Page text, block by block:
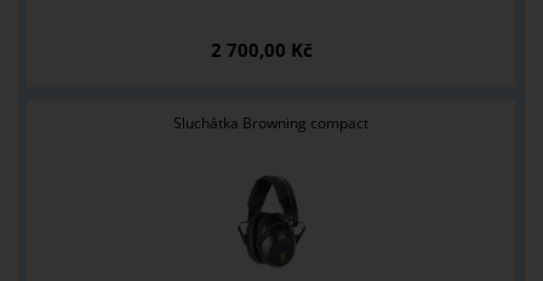
2 700,00 Kč
Sluchátka Browning compact